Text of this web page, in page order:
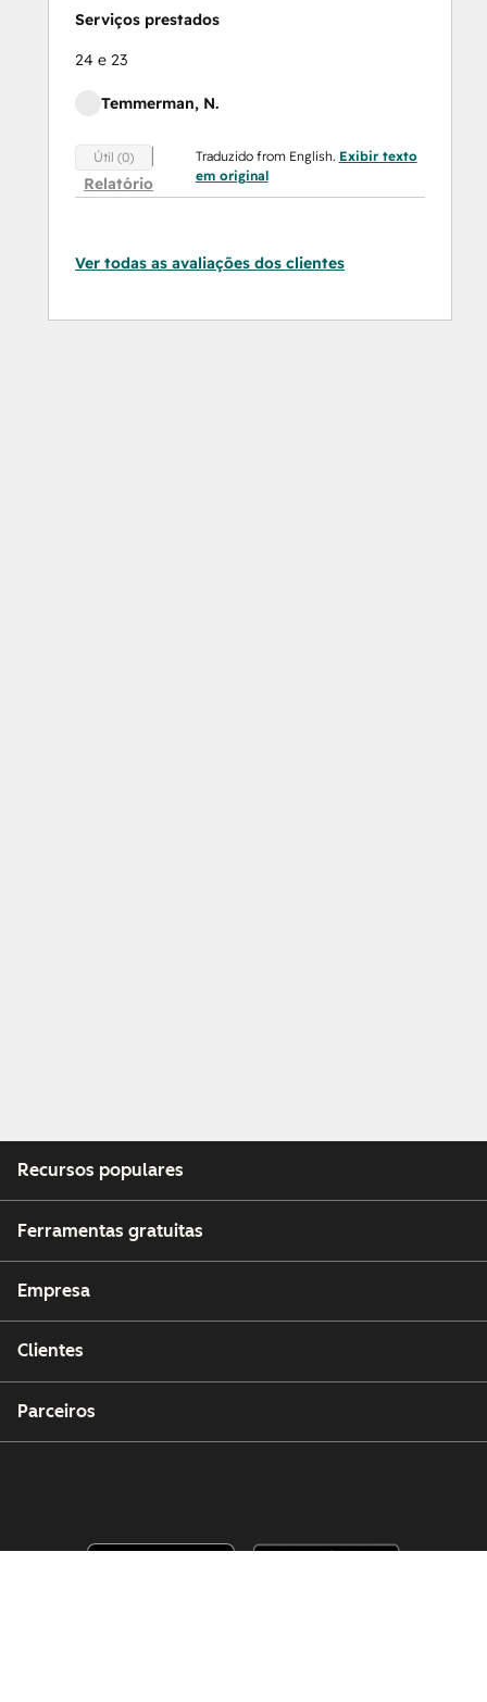
Serviços prestados
24 e 23
Temmerman, N.
Útil (0)
Relatório
Traduzido from English. Exibir texto
em original
Ver todas as avaliações dos clientes
Recursos populares
Ferramentas gratuitas
Empresa
Clientes
Parceiros